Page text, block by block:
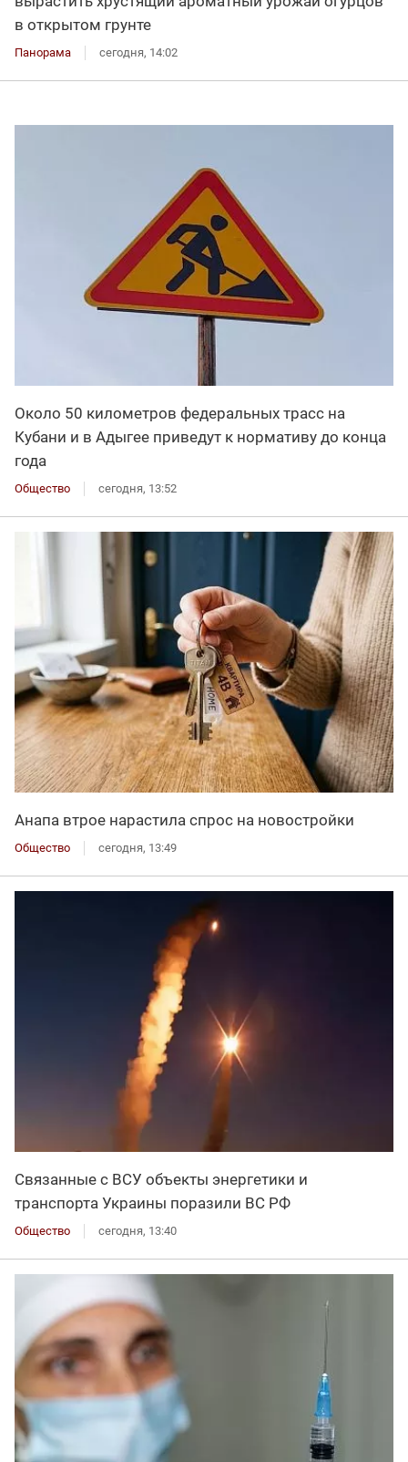
в открытом грунте
Панорама сегодня, 14:02
Около 50 километров федеральных трасс на
Кубани и в Адыгее приведут к нормативу до конца
года
Общество сегодня, 13:52
Анапа втрое нарастила спрос на новостройки
Общество сегодня, 13:49
Связанные с ВСУ объекты энергетики и
транспорта Украины поразили ВС РФ
Общество сегодня, 13:40